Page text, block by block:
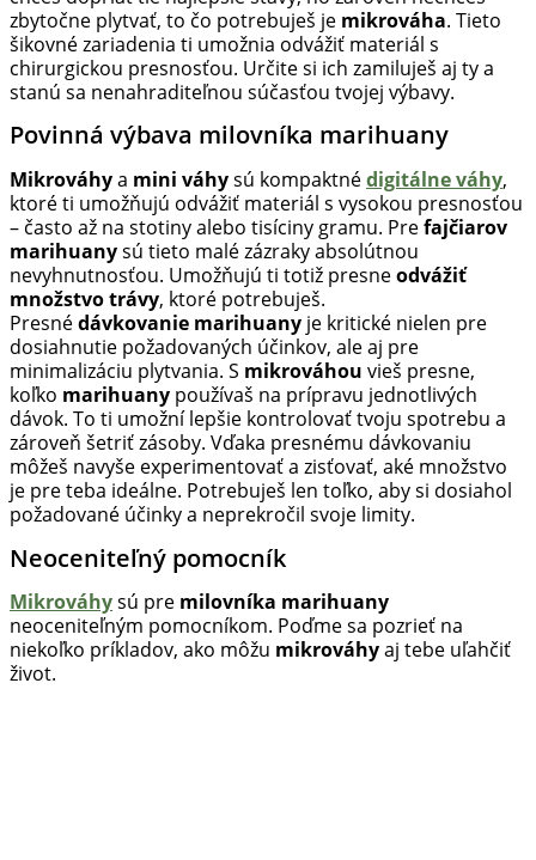
zbytočne plytvať, to čo potrebuješ je mikrováha. Tieto
šikovné zariadenia ti umožnia odvážiť materiál s
chirurgickou presnosťou. Určite si ich zamiluješ aj ty a
stanú sa nenahraditeľnou súčasťou tvojej výbavy.
Povinná výbava milovníka marihuany
Mikrováhya mini váhysú kompaktnédigitálne váhy,
ktoré ti umožňujú odvážiť materiál s vysokou presnosťou
– často až na stotiny alebo tisíciny gramu. Prefajčiarov
marihuanysú tieto malé zázraky absolútnou
nevyhnutnosťou. Umožňujú ti totiž presneodvážiť
množstvo trávy, ktoré potrebuješ.
Presnédávkovanie marihuany je kritické nielen pre
dosiahnutie požadovaných účinkov, ale aj pre
minimalizáciu plytvania. S mikrováhou vieš presne,
koľko marihuany používaš na prípravu jednotlivých
dávok. To ti umožní lepšie kontrolovať tvoju spotrebu a
zároveň šetriť zásoby. Vďaka presnému dávkovaniu
môžeš navyše experimentovať a zisťovať, aké množstvo
je pre teba ideálne. Potrebuješ len toľko, aby si dosiahol
požadované účinky a neprekročil svoje limity.
Neoceniteľný pomocník
Mikrováhysú pre milovníka marihuany
neoceniteľným pomocníkom. Poďme sa pozrieť na
niekoľko príkladov, ako môžu mikrováhyaj tebe uľahčiť
život.